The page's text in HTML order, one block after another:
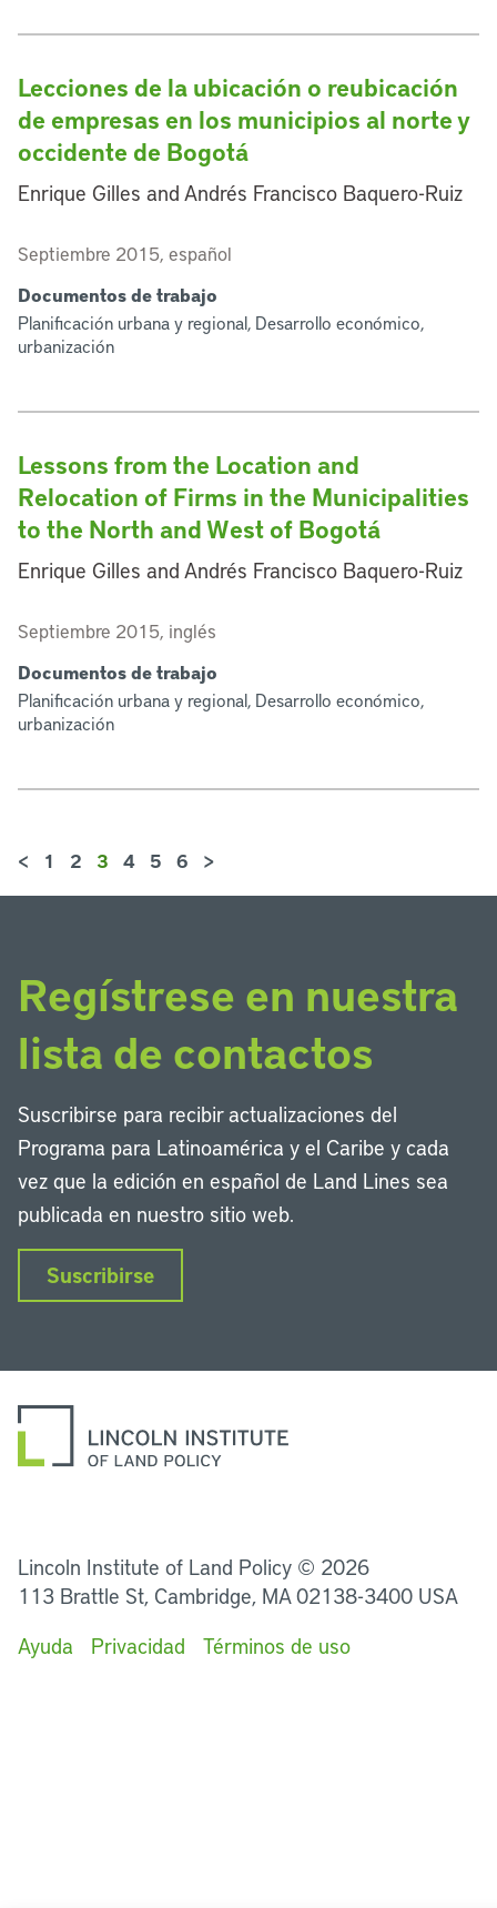
Lecciones de la ubicación o reubicación
de empresas en los municipios al norte y
occidente de Bogotá
Enrique Gilles and Andrés Francisco Baquero-Ruiz
Septiembre 2015, español
Documentos de trabajo
Planificación urbana y regional, Desarrollo económico,
urbanización
Lessons from the Location and
Relocation of Firms in the Municipalities
to the North and West of Bogotá
Enrique Gilles and Andrés Francisco Baquero-Ruiz
Septiembre 2015, inglés
Documentos de trabajo
Planificación urbana y regional, Desarrollo económico,
urbanización
< 1 2 3 4 5 6 >
Regístrese en nuestra
lista de contactos
Suscribirse para recibir actualizaciones del
Programa para Latinoamérica y el Caribe y cada
vez que la edición en español de Land Lines sea
publicada en nuestro sitio web.
Suscribirse
Lincoln Institute of Land Policy © 2026
113 Brattle St, Cambridge, MA 02138-3400 USA
Ayuda
Privacidad Términos de uso